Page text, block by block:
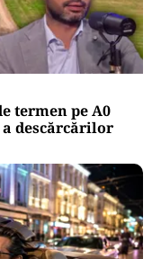
termen pe A0
descărcărilor